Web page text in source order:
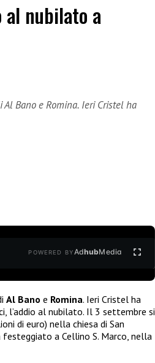
al nubilato a
Bano e Romina. Ieri Cristel ha
POWERED BYAdhubMedia
Al Bano e Romina. Ieri Cristel ha
l’addio al nubilato. Il 3 settembre si
di euro) nella chiesa di San
a Cellino S. Marco, nella